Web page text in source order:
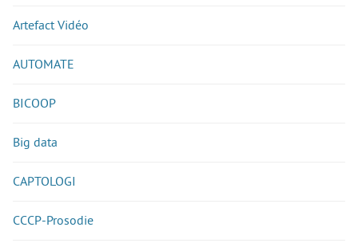
Artefact Vidéo
AUTOMATE
BICOOP
Big data
CAPTOLOGI
CCCP-Prosodie